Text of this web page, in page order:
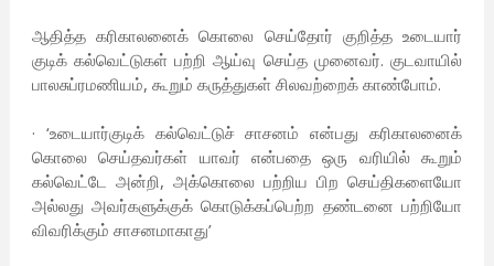
ஆதித்த கரிகாலனைக் கொலை செய்தோர் குறித்த உடையார்
குடிக் கல்வெட்டுகள் பற்றி ஆய்வு செய்த முனைவர். குடவாயில்
பாலசுப்ரமணியம், கூறும் கருத்துகள் சிலவற்றைக் காண்போம்.
· ‘உடையார்குடிக் கல்வெட்டுச் சாசனம் என்பது கரிகாலனைக்
கொலை செய்தவர்கள் யாவர் என்பதை ஒரு வரியில் கூறும்
கல்வெட்டே அன்றி, அக்கொலை பற்றிய பிற செய்திகளையோ
அல்லது அவர்களுக்குக் கொடுக்கப்பெற்ற தண்டனை பற்றியோ
விவரிக்கும் சாசனமாகாது’